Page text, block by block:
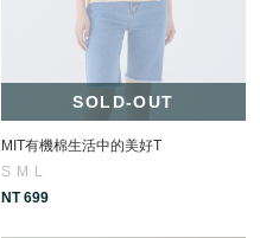
SOLD-OUT
MIT有機棉生活中的美好T
S M L
NT 699